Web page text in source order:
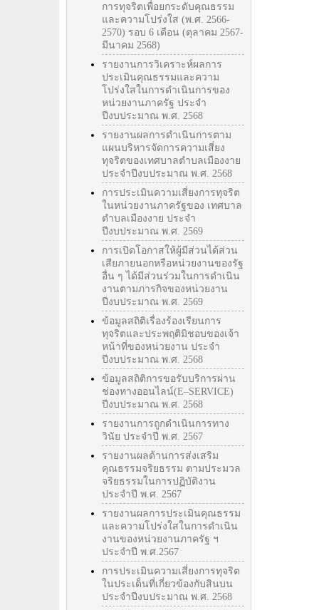
การทุจริตเพื่อยกระดับคุณธรรม
และความโปร่งใส (พ.ศ. 2566-
2570) รอบ 6 เดือน (ตุลาคม 2567-
มีนาคม 2568)
รายงานการวิเคราะห์ผลการ
ประเมินคุณธรรมและความ
โปร่งใสในการดำเนินการของ
หน่วยงานภาครัฐ ประจำ
ปีงบประมาณ พ.ศ. 2568
รายงานผลการดำเนินการตาม
แผนบริหารจัดการความเสี่ยง
ทุจริตของเทศบาลตำบลเมืองงาย
ประจำปีงบประมาณ พ.ศ. 2568
การประเมินความเสี่ยงการทุจริต
ในหน่วยงานภาครัฐของ เทศบาล
ตำบลเมืองงาย ประจำ
ปีงบประมาณ พ.ศ. 2569
การเปิดโอกาสให้ผู้มีส่วนได้ส่วน
เสียภายนอกหรือหน่วยงานของรัฐ
อื่น ๆ ได้มีส่วนร่วมในการดำเนิน
งานตามภารกิจของหน่วยงาน
ปีงบประมาณ พ.ศ. 2569
ข้อมูลสถิติเรื่องร้องเรียนการ
ทุจริตและประพฤติมิชอบของเจ้า
หน้าที่ของหน่วยงาน ประจำ
ปีงบประมาณ พ.ศ. 2568
ข้อมูลสถิติการขอรับบริการผ่าน
ช่องทางออนไลน์(E–SERVICE)
ปีงบประมาณ พ.ศ. 2568
รายงานการถูกดำเนินการทาง
วินัย ประจำปี พ.ศ. 2567
รายงานผลด้านการส่งเสริม
คุณธรรมจริยธรรม ตามประมวล
จริยธรรมในการปฏิบัติงาน
ประจำปี พ.ศ. 2567
รายงานผลการประเมินคุณธรรม
และความโปร่งใสในการดำเนิน
งานของหน่วยงานภาครัฐ ฯ
ประจำปี พ.ศ.2567
การประเมินความเสี่ยงการทุจริต
ในประเด็นที่เกี่ยวข้องกับสินบน
ประจำปีงบประมาณ พ.ศ. 2568